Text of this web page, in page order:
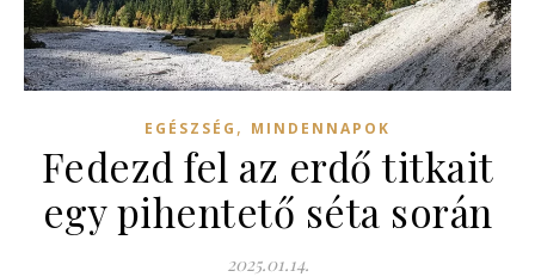
EGÉSZSÉG , MINDENNAPOK
Fedezd fel az erdő titkait
egy pihentető séta során
2025.01.14.